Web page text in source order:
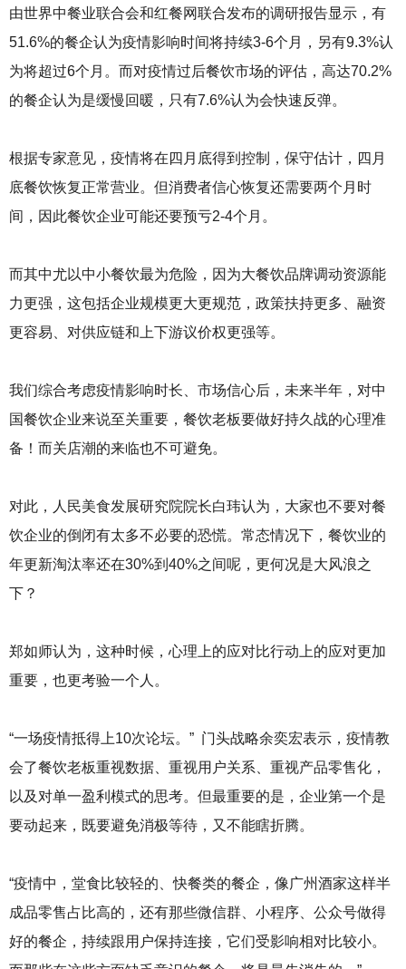
由世界中餐业联合会和红餐网联合发布的调研报告显示，有
51.6%的餐企认为疫情影响时间将持续3-6个月，另有9.3%认
为将超过6个月。而对疫情过后餐饮市场的评估，高达70.2%
的餐企认为是缓慢回暖，只有7.6%认为会快速反弹。
根据专家意见，疫情将在四月底得到控制，保守估计，四月
底餐饮恢复正常营业。但消费者信心恢复还需要两个月时
间，因此餐饮企业可能还要预亏2-4个月。
而其中尤以中小餐饮最为危险，因为大餐饮品牌调动资源能
力更强，这包括企业规模更大更规范，政策扶持更多、融资
更容易、对供应链和上下游议价权更强等。
我们综合考虑疫情影响时长、市场信心后，未来半年，对中
国餐饮企业来说至关重要，餐饮老板要做好持久战的心理准
备！而关店潮的来临也不可避免。
对此，人民美食发展研究院院长白玮认为，大家也不要对餐
饮企业的倒闭有太多不必要的恐慌。常态情况下，餐饮业的
年更新淘汰率还在30%到40%之间呢，更何况是大风浪之
下？
郑如师认为，这种时候，心理上的应对比行动上的应对更加
重要，也更考验一个人。
“一场疫情抵得上10次论坛。” 门头战略余奕宏表示，疫情教
会了餐饮老板重视数据、重视用户关系、重视产品零售化，
以及对单一盈利模式的思考。但最重要的是，企业第一个是
要动起来，既要避免消极等待，又不能瞎折腾。
“疫情中，堂食比较轻的、快餐类的餐企，像广州酒家这样半
成品零售占比高的，还有那些微信群、小程序、公众号做得
好的餐企，持续跟用户保持连接，它们受影响相对比较小。